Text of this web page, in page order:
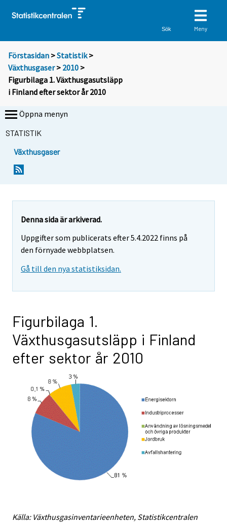
Sök Meny
Förstasidan >Statistik >
Växthusgaser> 2010 >
Figurbilaga 1. Växthusgasutsläpp
i Finland efter sektor år 2010
Öppna menyn
STATISTIK
Växthusgaser
Denna sida är arkiverad.
Uppgifter som publicerats efter 5.4.2022 finns på
den förnyade webbplatsen.
Gå till den nya statistiksidan.
Figurbilaga 1.
Växthusgasutsläpp i Finland
efter sektor år 2010
Källa: Växthusgasinventarieenheten, Statistikcentralen